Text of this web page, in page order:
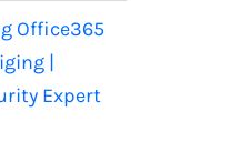
Office365
|
Expert